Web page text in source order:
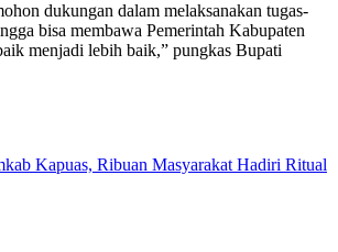
dukungan dalam melaksanakan tugas-
bisa membawa Pemerintah Kabupaten
menjadi lebih baik,” pungkas Bupati
Kapuas, Ribuan Masyarakat Hadiri Ritual